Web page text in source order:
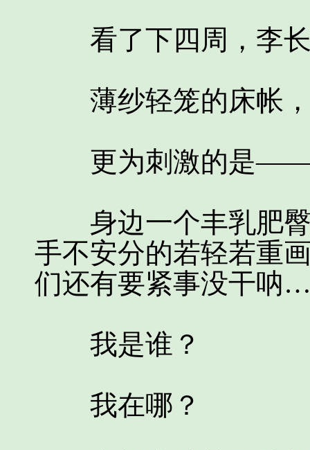
看了下四周，李长
薄纱轻笼的床帐，
更为刺激的是
身边一个丰乳肥臀
手不安分的若轻若重
们还有要紧事没干呐
我是谁？
我在哪？